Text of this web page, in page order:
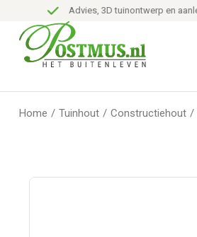
Advies, 3D tuinontwerp en aanleg
Home / Tuinhout / Constructiehout /